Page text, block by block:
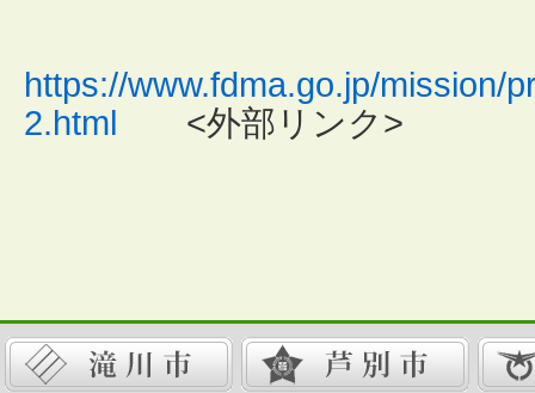
https://www.fdma.go.jp/mission/
2.html <外部リンク>